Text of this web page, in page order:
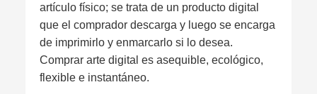
artículo físico; se trata de un producto digital
que el comprador descarga y luego se encarga
de imprimirlo y enmarcarlo si lo desea.
Comprar arte digital es asequible, ecológico,
flexible e instantáneo.